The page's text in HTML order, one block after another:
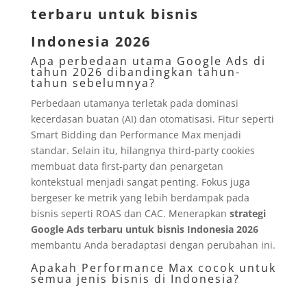
terbaru untuk bisnis
Indonesia 2026
Apa perbedaan utama Google Ads di
tahun 2026 dibandingkan tahun-
tahun sebelumnya?
Perbedaan utamanya terletak pada dominasi
kecerdasan buatan (AI) dan otomatisasi. Fitur seperti
Smart Bidding dan Performance Max menjadi
standar. Selain itu, hilangnya third-party cookies
membuat data first-party dan penargetan
kontekstual menjadi sangat penting. Fokus juga
bergeser ke metrik yang lebih berdampak pada
bisnis seperti ROAS dan CAC. Menerapkan strategi
Google Ads terbaru untuk bisnis Indonesia 2026
membantu Anda beradaptasi dengan perubahan ini.
Apakah Performance Max cocok untuk
semua jenis bisnis di Indonesia?